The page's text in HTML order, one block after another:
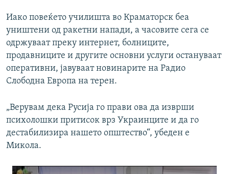
Иако повеќето училишта во Краматорск беа
уништени од ракетни напади, а часовите сега се
одржуваат преку интернет, болниците,
продавниците и другите основни услуги остануваат
оперативни, јавуваат новинарите на Радио
Слободна Европа на терен.
„Верувам дека Русија го прави ова да изврши
психолошки притисок врз Украинците и да го
дестабилизира нашето општество“, убеден е
Микола.